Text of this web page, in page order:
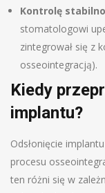
Kontrolę
stomatologowi
zintegrował się z
osseointegracją).
Kiedy
implantu?
Odsłonięcie
procesu
ten różni się w